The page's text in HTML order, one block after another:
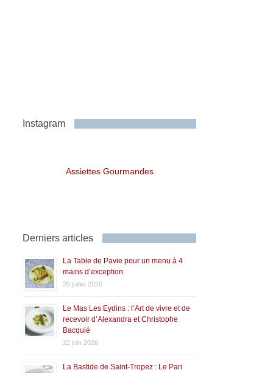
Instagram
Assiettes Gourmandes
Derniers articles
La Table de Pavie pour un menu à 4
mains d’exception
20 juillet 2026
Le Mas Les Eydins : l’Art de vivre et de
recevoir d’Alexandra et Christophe
Bacquié
22 juin 2026
La Bastide de Saint-Tropez : Le Pari